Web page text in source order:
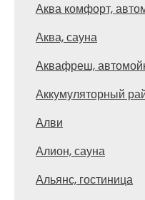
Аква комфорт,
Аква, сауна
Аквафреш,
Аккумуляторный
Алви
Алион, сауна
Альянс, гостиница